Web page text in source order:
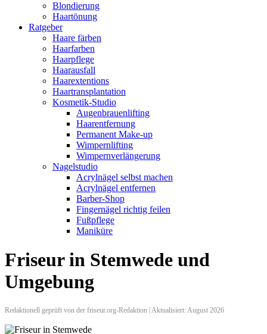
Blondierung
Haartönung
Ratgeber
Haare färben
Haarfarben
Haarpflege
Haarausfall
Haarextentions
Haartransplantation
Kosmetik-Studio
Augenbrauenlifting
Haarentfernung
Permanent Make-up
Wimpernlifting
Wimpernverlängerung
Nagelstudio
Acrylnägel selbst machen
Acrylnägel entfernen
Barber-Shop
Fingernägel richtig feilen
Fußpflege
Maniküre
Friseur in Stemwede und
Umgebung
Redaktionell geprüft von der friseur.org-Redaktion | Aktualisiert: August 2026